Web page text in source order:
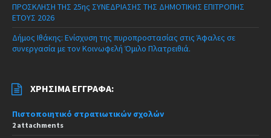
ΠΡΟΣΚΛΗΣΗ ΤΗΣ 25ης ΣΥΝΕΔΡΙΑΣΗΣ ΤΗΣ ΔΗΜΟΤΙΚΗΣ ΕΠΙΤΡΟΠΗΣ
ΕΤΟΥΣ 2026
Δήμος Ιθάκης: Ενίσχυση της πυροπροστασίας στις Άφαλες σε
συνεργασία με τον Κοινωφελή Όμιλο Πλατρειθιά.
ΧΡΉΣΙΜΑ ΈΓΓΡΑΦΑ:
Πιστοποιητικό στρατιωτικών σχολών
2 attachments